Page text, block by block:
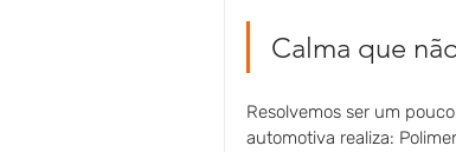
Calma que
Resolvemos ser um
automotiva realiza: